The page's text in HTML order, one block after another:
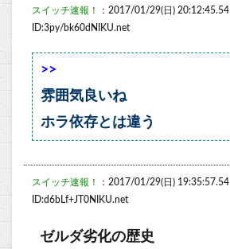
スイッチ速報！
：2017/01/29(日) 20:12:45.54
ID:3py/bk60dNIKU.net
>>
雰囲気良いね
ホラ依存とは違う
スイッチ速報！
：2017/01/29(日) 19:35:57.54
ID:d6bLf+JT0NIKU.net
ゼルダ劣化の歴史